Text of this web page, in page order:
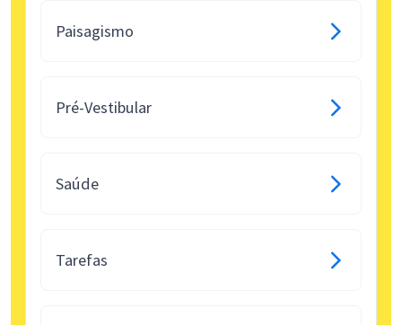
Paisagismo
Pré-Vestibular
Saúde
Tarefas